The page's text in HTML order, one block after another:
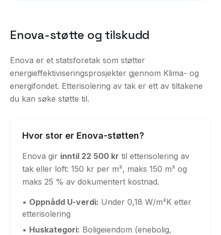
Enova-støtte og tilskudd
Enova er et statsforetak som støtter
energieffektiviseringsprosjekter gjennom Klima- og
energifondet. Etterisolering av tak er ett av tiltakene
du kan søke støtte til.
Hvor stor er Enova-støtten?
Enova gir inntil 22 500 kr til etterisolering av
tak eller loft: 150 kr per m², maks 150 m² og
maks 25 % av dokumentert kostnad.
• Oppnådd U-verdi: Under 0,18 W/m²K etter
etterisolering
• Huskategori: Boligeiendom (enebolig,